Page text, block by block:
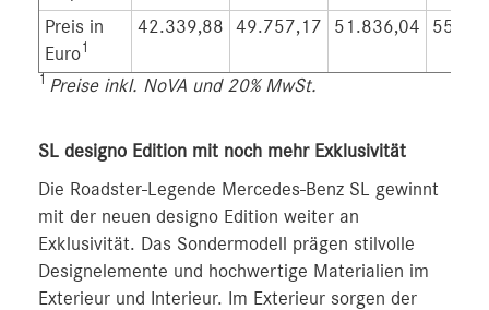
Preis in
Euro1
42.339,88 49.757,17 51.836,04
1 Preise inkl. NoVA und 20% MwSt.
SL designo Edition mit noch mehr Exklusivität
Die Roadster-Legende Mercedes-Benz SL gewinnt
mit der neuen designo Edition weiter an
Exklusivität. Das Sondermodell prägen stilvolle
Designelemente und hochwertige Materialien im
Exterieur und Interieur. Im Exterieur sorgen der